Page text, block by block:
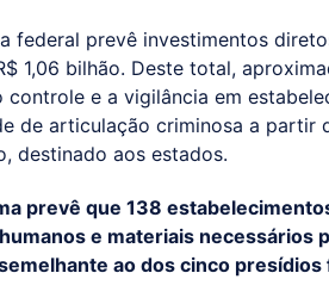
federal prevê investimentos
1,06 bilhão. Deste total,
controle e a vigilância em
de articulação criminosa a partir
destinado aos estados.
prevê que 138
e materiais necessários
semelhante ao dos cinco